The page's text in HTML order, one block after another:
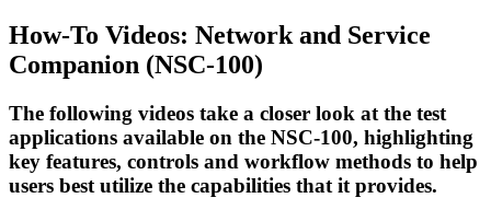
How-To Videos: Network and Service
Companion (NSC-100)
The following videos take a closer look at the test
applications available on the NSC-100, highlighting
key features, controls and workflow methods to help
users best utilize the capabilities that it provides.